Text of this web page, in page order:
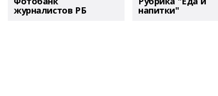
журналистов РБ напитки"